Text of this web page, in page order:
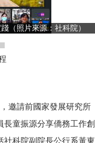
（照片來源：社科院）
邀請前國家發展研究所
童振源分享僑務工作創
社科院副院長公行系黃東